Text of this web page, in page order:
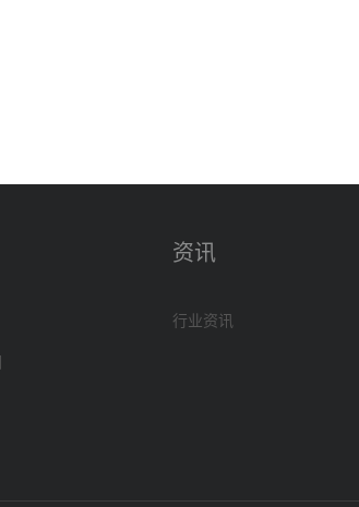
资讯
行业资讯